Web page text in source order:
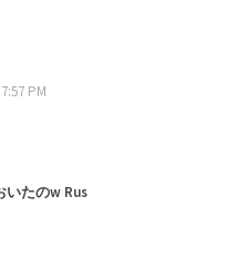
PM
いたのw Rus